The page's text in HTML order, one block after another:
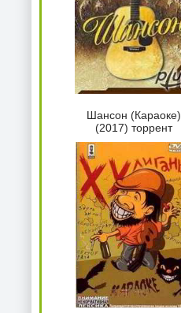
Шансон (Караоке)
(2017) торрент